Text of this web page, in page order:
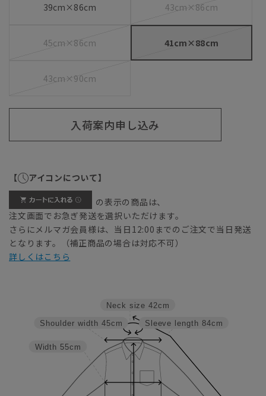
39cm×86cm 43cm×86cm
45cm×86cm 41cm×88cm
43cm×90cm
入荷案内申し込み
【 アイコンについて】
の表示の商品は、
注文画面でお急ぎ発送を選択いただけます。
さらにメルマガ会員様は、当日12:00までのご注文で当日発送
となります。（補正商品の場合は対応不可）
詳しくはこちら
Sleeve length 84cm
Neck size 42cm
Width 55cm
Shoulder width 45cm